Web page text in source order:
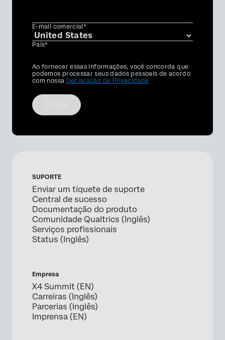
E-mail comercial*
País*
Privacy
Optin
Ao fornecer essas informações, você concorda que
podemos processar seus dados pessoais de acordo
com nossa Declaração de Privacidade
SUPORTE
Enviar um tíquete de suporte
Central de sucesso
Documentação do produto
Comunidade Qualtrics (Inglês)
Serviços profissionais
Status (Inglês)
Empresa
X4 Summit (EN)
Carreiras (Inglês)
Parcerias (Inglês)
Imprensa (EN)